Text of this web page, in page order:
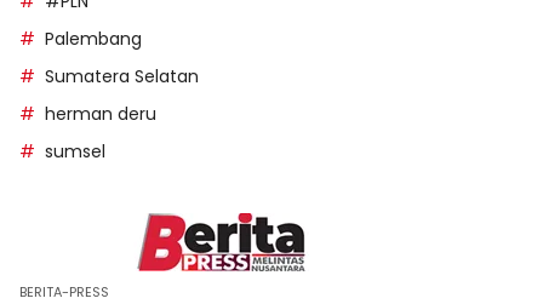
Palembang
Sumatera Selatan
herman deru
sumsel
BERITA-PRESS